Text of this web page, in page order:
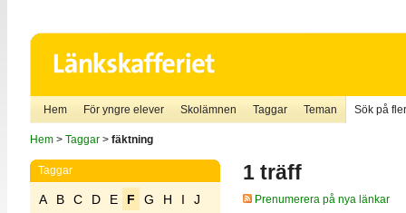
Hem För yngre elever Skolämnen Taggar Teman Sök på
Hem> Taggar> fäktning
Taggar
A B C D E F G H I
J
1 träff
Prenumerera på nya länkar